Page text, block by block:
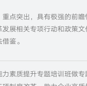
点突出，具有极强的前
展相关专项行动和政策文
鉴。
素质提升专题培训班做专